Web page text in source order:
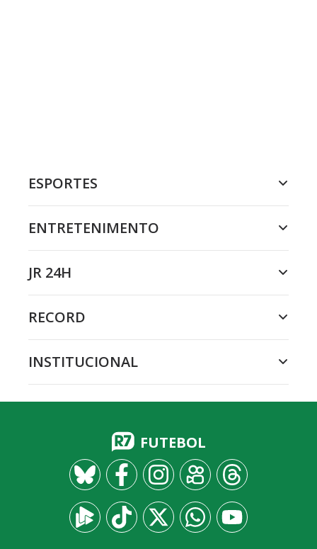
ESPORTES
ENTRETENIMENTO
JR 24H
RECORD
INSTITUCIONAL
FUTEBOL